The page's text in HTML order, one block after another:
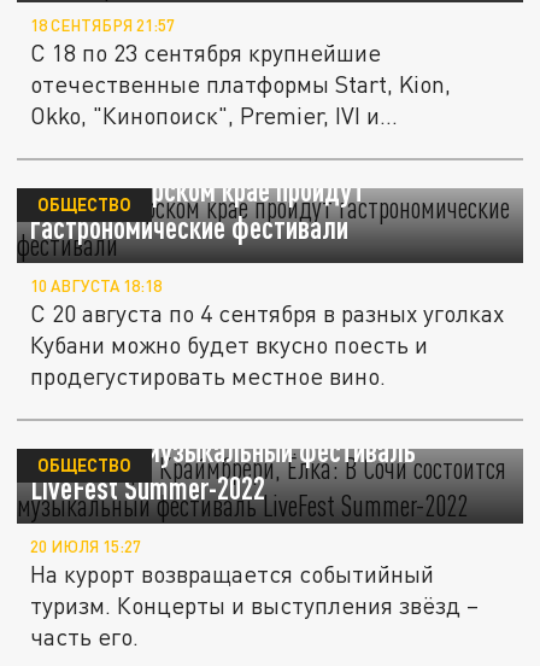
18 СЕНТЯБРЯ 21:57
С 18 по 23 сентября крупнейшие
отечественные платформы Start, Kion,
Okko, "Кинопоиск", Premier, IVI и...
В Краснодарском крае пройдут
гастрономические фестивали
ОБЩЕСТВО
10 АВГУСТА 18:18
С 20 августа по 4 сентября в разных уголках
Кубани можно будет вкусно поесть и
продегустировать местное вино.
Баста, Мари Краймбрери, Ёлка: В Сочи
состоится музыкальный фестиваль
LiveFest Summer-2022
ОБЩЕСТВО
20 ИЮЛЯ 15:27
На курорт возвращается событийный
туризм. Концерты и выступления звёзд –
часть его.